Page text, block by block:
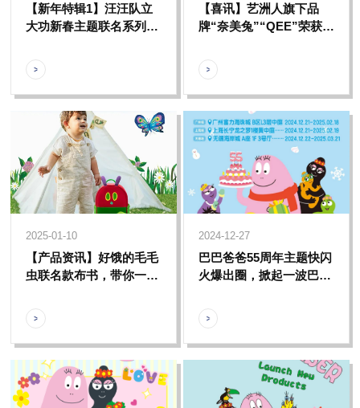
【新年特辑1】汪汪队立
大功新春主题联名系列来
起欢乐过新年
【喜讯】艺洲人旗下品
牌“奈美兔”“QEE”荣获
业叙事奖】
2025-01-10
【产品资讯】好饿的毛毛
虫联名款布书，带你一起
旅
2024-12-27
巴巴爸爸55周年主题快闪
火爆出圈，掀起一波巴巴